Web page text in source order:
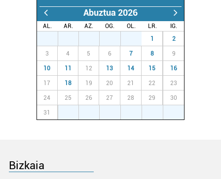
teknologia erabiliz, cookieak adibidez, iragarki eta eduki
neurtzeko, jendeari buruzko informazioa biltzeko eta
produktuak garatzeko. Zure datuak nork eta zertarako
erabiltzen dituen hauta dezakezu.
Bazkide batzuek ez dizute baimenik eskatzen, eta beren
interes komertzial legitimoetan babesten dira. Ikusi gure
bazkideen zerrenda, beren ustez zein helburutarako
duten interes legitimoa eta horren aurka nola egin
buruzko informazio gehiago eta ezarri zure lehentasunak
datuen atalean. Edozein unetan alda edo ken dezakezu
Abuztua 2026
AL. AR. AZ. OG. OL. LR.
IG.
1 2
3 4 5 6 7 8 9
10 11 12 13 14 15 16
17 18 19 20 21 22 23
24 25 26 27 28 29 30
31
Bizkaia